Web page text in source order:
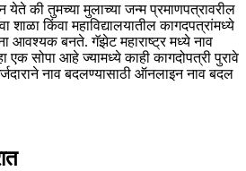
की तुमच्या मुलाच्या जन्म प्रमाणपत्रावरील
शाळा किंवा महाविद्यालयातील कागदपत्रांमध्ये
आवश्यक बनते. गॅझेट महाराष्ट्र मध्ये नाव
एक सोपा आहे ज्यामध्ये काही कागदोपत्री पुरावे
नाव बदलण्यासाठी ऑनलाइन नाव बदल